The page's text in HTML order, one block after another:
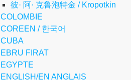
彼· 阿· 克鲁泡特金 / Kropotkin
COLOMBIE
COREEN / 한국어
CUBA
EBRU FIRAT
EGYPTE
ENGLISH/EN ANGLAIS